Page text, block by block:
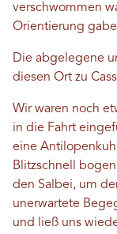
verschwommen
Orientierung
Die abgelegene
diesen Ort zu
Wir waren noch
in die Fahrt
eine
Blitzschnell
den Salbei, um
unerwartete
und ließ uns